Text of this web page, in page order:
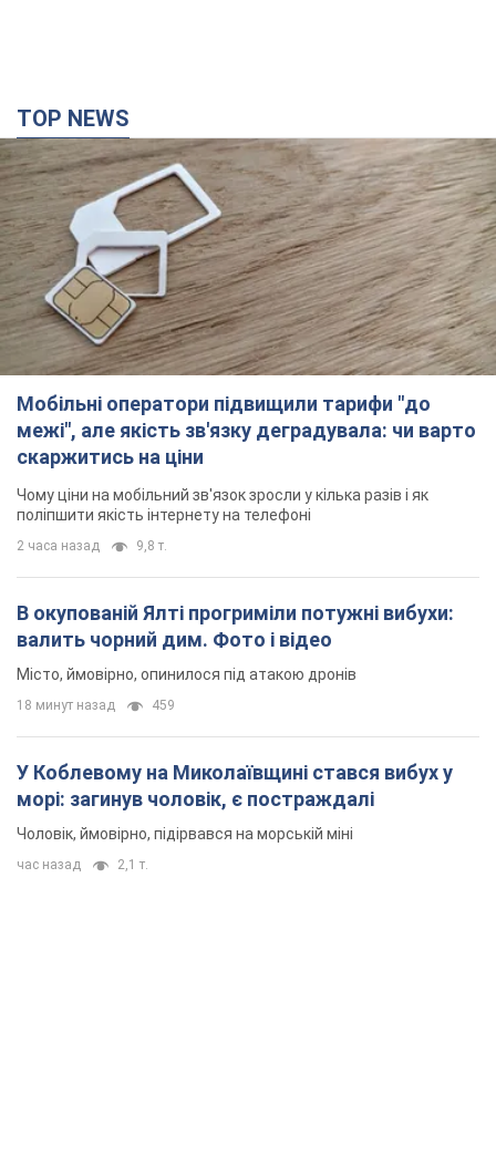
TOP NEWS
Мобільні оператори підвищили тарифи "до
межі", але якість зв'язку деградувала: чи варто
скаржитись на ціни
Чому ціни на мобільний зв'язок зросли у кілька разів і як
поліпшити якість інтернету на телефоні
2 часа назад 9,8 т.
В окупованій Ялті прогриміли потужні вибухи:
валить чорний дим. Фото і відео
Місто, ймовірно, опинилося під атакою дронів
18 минут назад 459
У Коблевому на Миколаївщині стався вибух у
морі: загинув чоловік, є постраждалі
Чоловік, ймовірно, підірвався на морській міні
час назад 2,1 т.